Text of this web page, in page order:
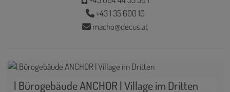
+43 1 35 600 10
macho@decus.at
| Bürogebäude ANCHOR | Village im Dritten